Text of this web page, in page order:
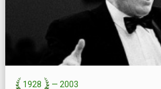
1928 — 2003